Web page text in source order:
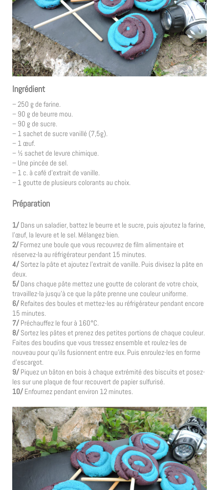
Ingrédient
– 250 g de farine.
– 90 g de beurre mou.
– 90 g de sucre.
– 1 sachet de sucre vanillé (7,5g).
– 1 œuf.
– ½ sachet de levure chimique.
– Une pincée de sel.
– 1 c. à café d’extrait de vanille.
– 1 goutte de plusieurs colorants au choix.
Préparation
1/ Dans un saladier, battez le beurre et le sucre, puis ajoutez la farine,
l’œuf, la levure et le sel. Mélangez bien.
2/ Formez une boule que vous recouvrez de film alimentaire et
réservez-la au réfrigérateur pendant 15 minutes.
4/ Sortez la pâte et ajoutez l’extrait de vanille. Puis divisez la pâte en
deux.
5/ Dans chaque pâte mettez une goutte de colorant de votre choix,
travaillez-la jusqu’à ce que la pâte prenne une couleur uniforme.
6/ Refaites des boules et mettez-les au réfrigérateur pendant encore
15 minutes.
7/ Préchauffez le four à 160°C.
8/ Sortez les pâtes et prenez des petites portions de chaque couleur.
Faites des boudins que vous tressez ensemble et roulez-les de
nouveau pour qu’ils fusionnent entre eux. Puis enroulez-les en forme
d’escargot.
9/ Piquez un bâton en bois à chaque extrémité des biscuits et posez-
les sur une plaque de four recouvert de papier sulfurisé.
10/ Enfournez pendant environ 12 minutes.